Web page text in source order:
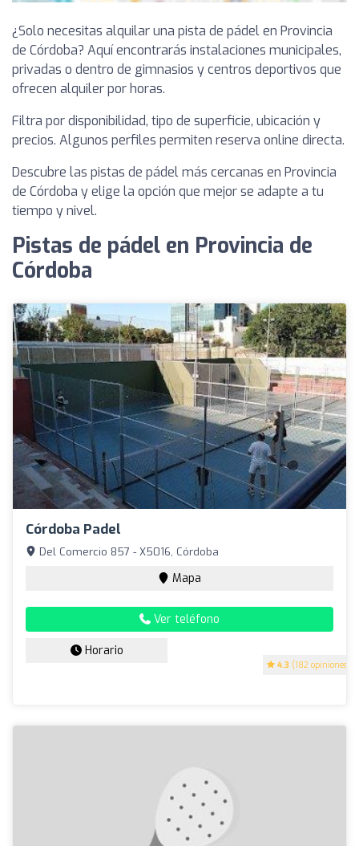
¿Solo necesitas alquilar una pista de pádel en Provincia
de Córdoba? Aquí encontrarás instalaciones municipales,
privadas o dentro de gimnasios y centros deportivos que
ofrecen alquiler por horas.
Filtra por disponibilidad, tipo de superficie, ubicación y
precios. Algunos perfiles permiten reserva online directa.
Descubre las pistas de pádel más cercanas en Provincia
de Córdoba y elige la opción que mejor se adapte a tu
tiempo y nivel.
Pistas de pádel en Provincia de
Córdoba
Córdoba Padel
4.3 (182 opiniones)
Del Comercio 857 - X5016, Córdoba
Mapa
Ver teléfono
Horario